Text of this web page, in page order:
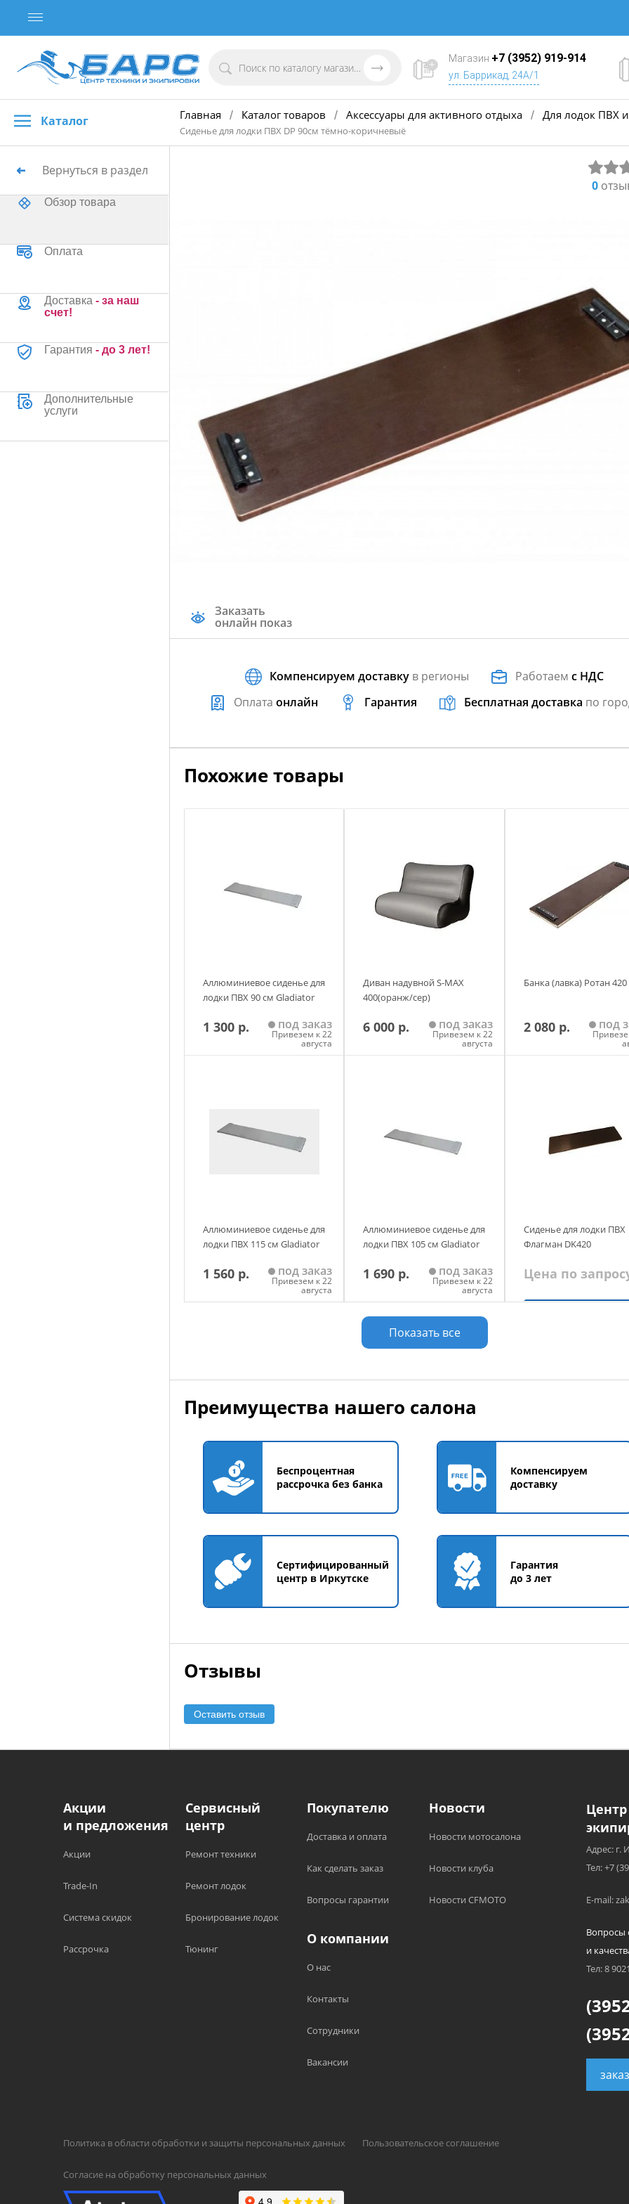
Магазин +7 (3952) 919-914
ул. Баррикад, 24А/1
Каталог Главная / Каталог товаров / Аксессуары для активного отдыха / Для лодок ПВХ
Сиденье для лодки ПВХ DP 90см тёмно-коричневыё
Вернуться в раздел
Обзор товара
Оплата
Доставка - за наш
счет!
Гарантия - до 3 лет!
Дополнительные
услуги
0
Заказать
онлайн показ
Компенсируем доставку в регионы Работаемс НДС
Оплата онлайн Гарантия Бесплатная доставка по
Похожие товары
Аллюминиевое сиденье для
лодки ПВХ 90 см Gladiator
1 300 р. под заказ
Привезем к 22
августа
Диван надувной S-MAX
400(оранж/сер)
6 000 р. под заказ
Привезем к 22
августа
Банка (лавка) Ротан 420
2 080 р. под
Аллюминиевое сиденье для
лодки ПВХ 115 см Gladiator
1 560 р. под заказ
Привезем к 22
августа
Аллюминиевое сиденье для
лодки ПВХ 105 см Gladiator
1 690 р. под заказ
Привезем к 22
августа
Добавить в корзину
Сиденье для лодки ПВХ
Флагман DK420
Цена по
Показать все
Преимущества нашего салона
Беспроцентная
рассрочка без банка
Компенсируем
доставку
Сертифицированный
центр в Иркутске
Гарантия
до 3 лет
Отзывы
Оставить отзыв
Акции
и предложения
Акции
Trade-In
Система скидок
Рассрочка
Сервисный
центр
Ремонт техники
Ремонт лодок
Бронирование лодок
Тюнинг
Покупателю
Доставка и оплата
Как сделать заказ
Вопросы гарантии
Новости
Новости мотосалона
Новости клуба
Новости CFMOTO
О компании
О нас
Контакты
Сотрудники
Вакансии
Политика в области обработки и защиты персональных данных Пользовательское соглашение
Согласие на обработку персональных данных
Адрес: г.
Тел: +7
E-mail:
Вопросы
и
Тел: 8